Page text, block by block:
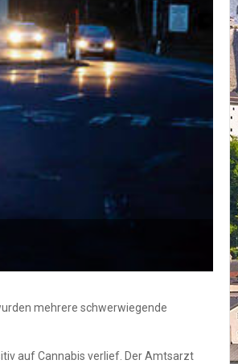
mehrere schwerwiegende
auf Cannabis verlief. Der Amtsarzt